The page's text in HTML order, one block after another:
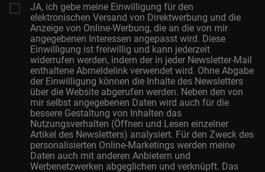
JA, ich gebe meine Einwilligung für den
elektronischen Versand von Direktwerbung und die
Anzeige von Online-Werbung, die an die von mir
angegebenen Interessen angepasst wird. Diese
Einwilligung ist freiwillig und kann jederzeit
widerrufen werden, indem der in jeder Newsletter-Mail
enthaltene Abmeldelink verwendet wird. Ohne Abgabe
der Einwilligung können die Inhalte des Newsletters
über die Website abgerufen werden. Neben den von
mir selbst angegebenen Daten wird auch für die
bessere Gestaltung von Inhalten das
Nutzungsverhalten (Öffnen und Lesen einzelner
Artikel des Newsletters) analysiert. Für den Zweck des
personalisierten Online-Marketings werden meine
Daten auch mit anderen Anbietern und
Werbenetzwerken abgeglichen und verknüpft. Das